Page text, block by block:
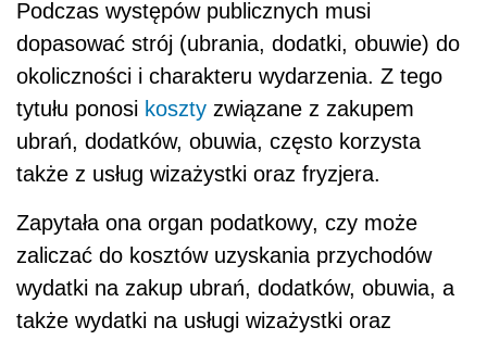
Podczas występów publicznych musi
dopasować strój (ubrania, dodatki, obuwie) do
okoliczności i charakteru wydarzenia. Z tego
tytułu ponosi koszty związane z zakupem
ubrań, dodatków, obuwia, często korzysta
także z usług wizażystki oraz fryzjera.
Zapytała ona organ podatkowy, czy może
zaliczać do kosztów uzyskania przychodów
wydatki na zakup ubrań, dodatków, obuwia, a
także wydatki na usługi wizażystki oraz